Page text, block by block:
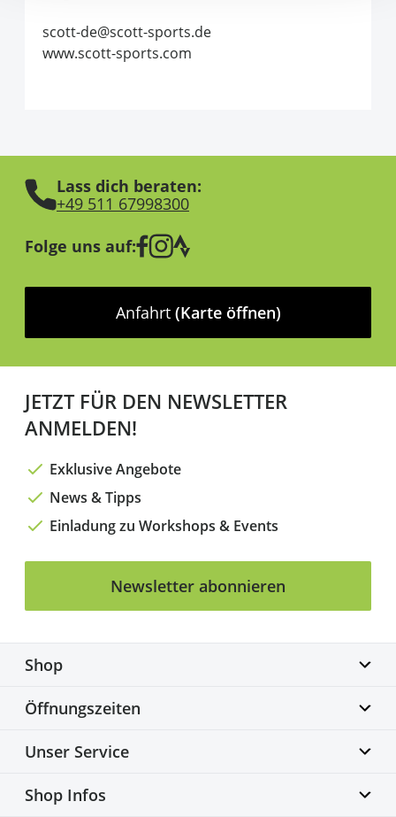
scott-de@scott-sports.de
www.scott-sports.com
Lass dich beraten:
+49 511 67998300
Folge uns auf:
Anfahrt (Karte öffnen)
JETZT FÜR DEN NEWSLETTER
ANMELDEN!
Exklusive Angebote
News & Tipps
Einladung zu Workshops & Events
Newsletter abonnieren
Shop
Biketime GmbH
Alter Flughafen 7a
info@biketime.de
Öffnungszeiten
Dienstag – Freitag
Samstag
Unser Service
Fahrradwerkstatt
Shop Infos